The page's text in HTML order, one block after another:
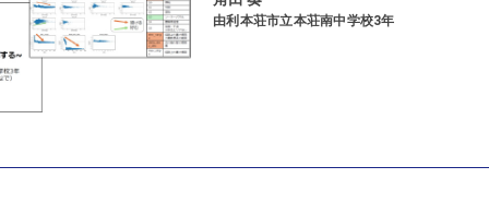
由利本荘市立本荘南中学校3年